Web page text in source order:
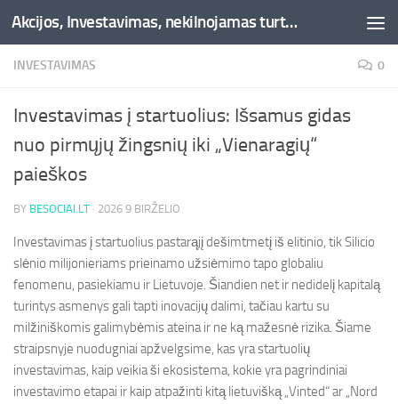
Skip to content Akcijos, Investavimas, nekilnojamas turtas, kriptovaliutos - Besociai.lt
INVESTAVIMAS 0
Investavimas į startuolius: Išsamus gidas
nuo pirmųjų žingsnių iki „Vienaragių“
paieškos
BY BESOCIAI.LT · 2026 9 BIRŽELIO
Investavimas į startuolius pastarąjį dešimtmetį iš elitinio, tik Silicio
slėnio milijonieriams prieinamo užsiėmimo tapo globaliu
fenomenu, pasiekiamu ir Lietuvoje. Šiandien net ir nedidelį kapitalą
turintys asmenys gali tapti inovacijų dalimi, tačiau kartu su
milžiniškomis galimybėmis ateina ir ne ką mažesnė rizika. Šiame
straipsnyje nuodugniai apžvelgsime, kas yra startuolių
investavimas, kaip veikia ši ekosistema, kokie yra pagrindiniai
investavimo etapai ir kaip atpažinti kitą lietuvišką „Vinted“ ar „Nord